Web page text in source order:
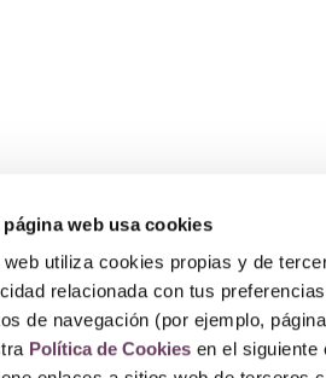
página web usa cookies
web utiliza cookies propias y de
relacionada con tus
de navegación (por ejemplo,
Política de Cookies en el siguiente
48011 Bilbao.
Nosotros